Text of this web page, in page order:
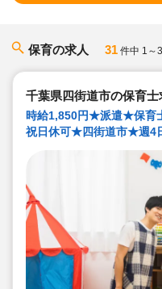
保育の求人 31 件中 1～
千葉県四街道市の保育士
時給1,850円★派遣★保育
祝日休可★四街道市★週4